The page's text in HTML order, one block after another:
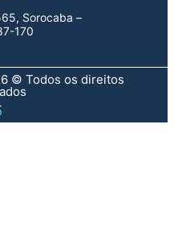
Sorocaba –
170
© Todos os direitos